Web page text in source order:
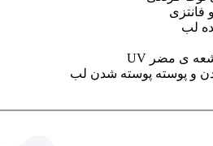
فانتزی
لب
ی مضر UV
و پوسته پوسته شدن لب